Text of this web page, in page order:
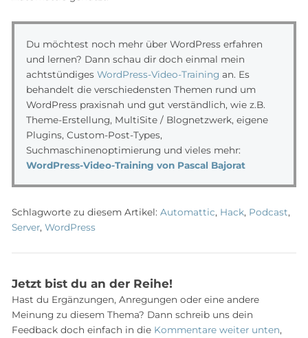
Du möchtest noch mehr über WordPress erfahren
und lernen? Dann schau dir doch einmal mein
achtstündigesWordPress-Video-Training an. Es
behandelt die verschiedensten Themen rund um
WordPress praxisnah und gut verständlich, wie z.B.
Theme-Erstellung, MultiSite / Blognetzwerk, eigene
Plugins, Custom-Post-Types,
Suchmaschinenoptimierung und vieles mehr:
WordPress-Video-Training von Pascal Bajorat
Schlagworte zu diesem Artikel: Automattic, Hack, Podcast,
Server, WordPress
Jetzt bist du an der Reihe!
Hast du Ergänzungen, Anregungen oder eine andere
Meinung zu diesem Thema? Dann schreib uns dein
Feedback doch einfach in die Kommentare weiter unten,